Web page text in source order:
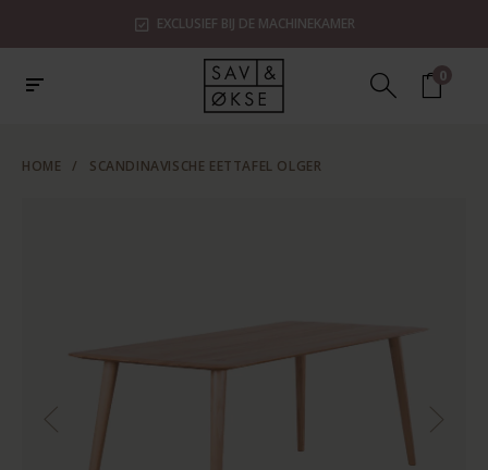
EXCLUSIEF BIJ DE MACHINEKAMER
0
HOME / SCANDINAVISCHE EETTAFEL OLGER